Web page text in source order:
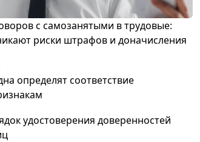
с самозанятыми в трудовые:
риски штрафов и доначисления
определят соответствие
удостоверения доверенностей